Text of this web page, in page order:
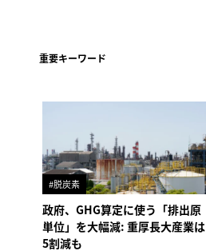
重要キーワード
#脱炭素
政府、GHG算定に使う「排出原
単位」を大幅減: 重厚長大産業は
5割減も